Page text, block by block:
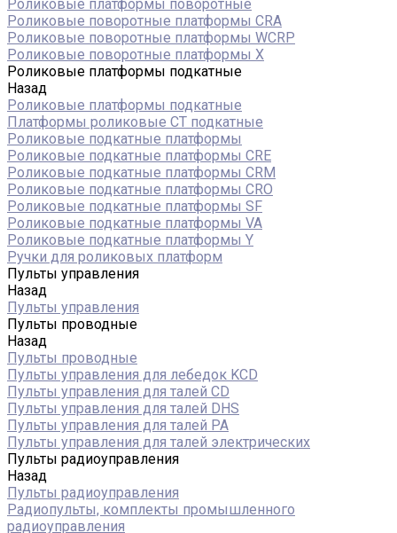
Роликовые платформы поворотные
Роликовые поворотные платформы CRA
Роликовые поворотные платформы WCRP
Роликовые поворотные платформы X
Роликовые платформы подкатные
Назад
Роликовые платформы подкатные
Платформы роликовые СТ подкатные
Роликовые подкатные платформы
Роликовые подкатные платформы CRE
Роликовые подкатные платформы CRM
Роликовые подкатные платформы CRO
Роликовые подкатные платформы SF
Роликовые подкатные платформы VA
Роликовые подкатные платформы Y
Ручки для роликовых платформ
Пульты управления
Назад
Пульты управления
Пульты проводные
Назад
Пульты проводные
Пульты управления для лебедок KCD
Пульты управления для талей CD
Пульты управления для талей DHS
Пульты управления для талей РА
Пульты управления для талей электрических
Пульты радиоуправления
Назад
Пульты радиоуправления
Радиопульты, комплекты промышленного
радиоуправления